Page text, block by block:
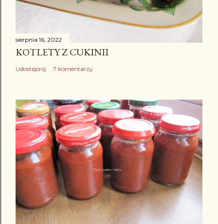
sierpnia 16, 2022
KOTLETY Z CUKINII
Udostępnij 7 komentarzy